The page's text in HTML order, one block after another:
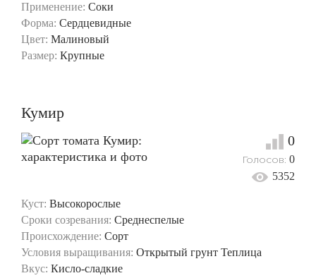
Применение: Соки
Форма: Сердцевидные
Цвет: Малиновый
Размер: Крупные
Кумир
Куст: Высокорослые
Сроки созревания: Среднеспелые
Происхождение: Сорт
Условия выращивания: Открытый грунт Теплица
Вкус: Кисло-сладкие
0
Голосов: 0
5352